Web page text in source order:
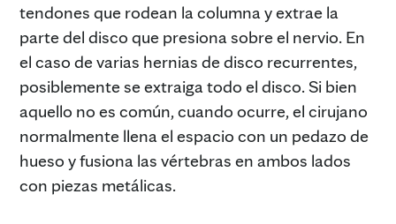
tendones que rodean la columna y extrae la
parte del disco que presiona sobre el nervio. En
el caso de varias hernias de disco recurrentes,
posiblemente se extraiga todo el disco. Si bien
aquello no es común, cuando ocurre, el cirujano
normalmente llena el espacio con un pedazo de
hueso y fusiona las vértebras en ambos lados
con piezas metálicas.